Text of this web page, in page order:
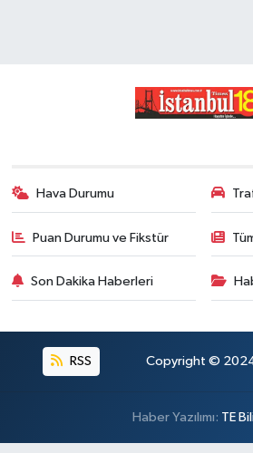
Hava Durumu
Puan Durumu ve Fikstür
Son Dakika Haberleri
RSS Copyright © 2024.
Haber Yazılımı: TE